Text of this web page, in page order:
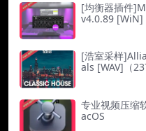
[均衡器插件
v4.0.89 [WiN]
[浩室采样
als [WAV]（
专业视频压缩
acOS